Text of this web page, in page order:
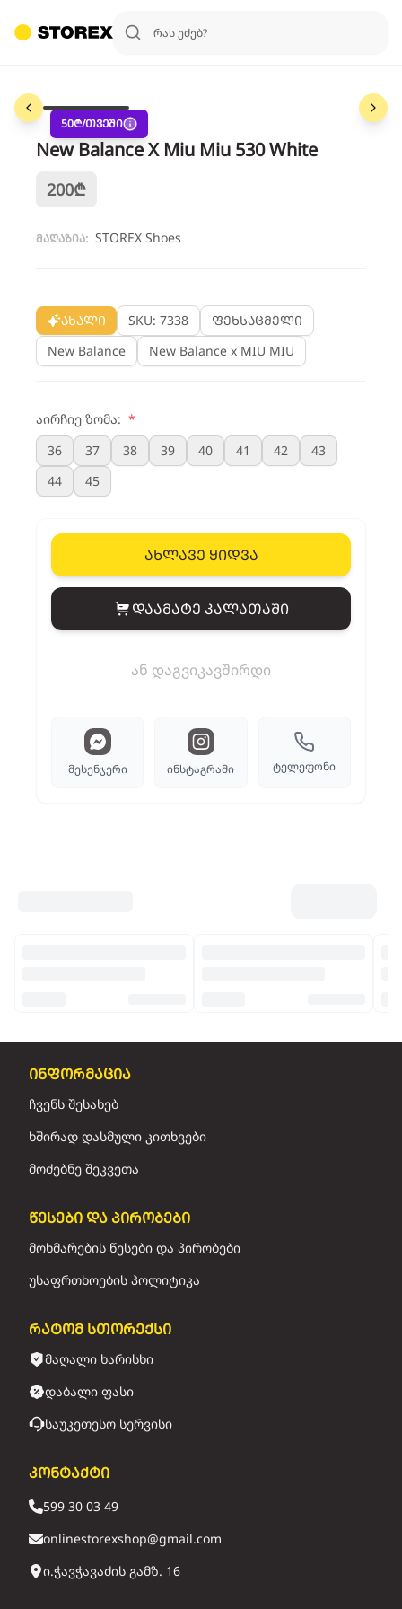
50₾/თვეში
New Balance X Miu Miu 530 White
200₾
მაღაზია: STOREX Shoes
ახალი SKU: 7338
ფეხსაცმელი
New Balance
New Balance x MIU MIU
აირჩიე ზომა: *
36
37 38 39 40 41 42
43
44
45
ახლავე ყიდვა
View cart
დაამატე კალათაში
ან დაგვიკავშირდი
მესენჯერი ინსტაგრამი ტელეფონი
ინფორმაცია
ჩვენს შესახებ
ხშირად დასმული კითხვები
მოძებნე შეკვეთა
წესები და პირობები
მოხმარების წესები და პირობები
უსაფრთხოების პოლიტიკა
რატომ სთორექსი
მაღალი ხარისხი
დაბალი ფასი
საუკეთესო სერვისი
კონტაქტი
599 30 03 49
onlinestorexshop@gmail.com
ი.ჭავჭავაძის გამზ. 16